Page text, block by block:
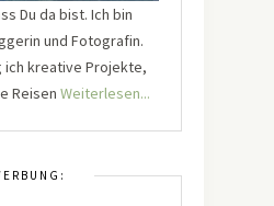
Du da bist. Ich bin
und Fotografin.
ich kreative Projekte,
Reisen Weiterlesen...